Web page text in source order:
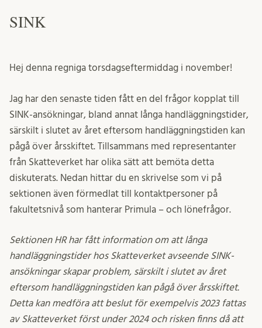
SINK
Hej denna regniga torsdagseftermiddag i november!
Jag har den senaste tiden fått en del frågor kopplat till
SINK-ansökningar, bland annat långa handläggningstider,
särskilt i slutet av året eftersom handläggningstiden kan
pågå över årsskiftet. Tillsammans med representanter
från Skatteverket har olika sätt att bemöta detta
diskuterats. Nedan hittar du en skrivelse som vi på
sektionen även förmedlat till kontaktpersoner på
fakultetsnivå som hanterar Primula – och lönefrågor.
Sektionen HR har fått information om att långa
handläggningstider hos Skatteverket avseende SINK-
ansökningar skapar problem, särskilt i slutet av året
eftersom handläggningstiden kan pågå över årsskiftet.
Detta kan medföra att beslut för exempelvis 2023 fattas
av Skatteverket först under 2024 och risken finns då att